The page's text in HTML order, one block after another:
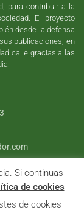
para contribuir a la
El proyecto
desde la defensa
publicaciones, en
calle gracias a las
Diseño web
User
Si continuas
de cookies
de cookies